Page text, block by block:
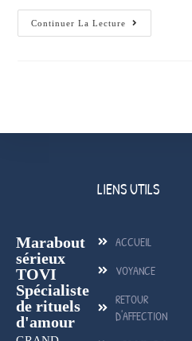
Continuer La Lecture
Marabout
sérieux
TOVI
Spécialiste
de rituels
d'amour
LIENS UTILS
ACCUEIL
VOYANCE
RETOUR
D'AFFECTION